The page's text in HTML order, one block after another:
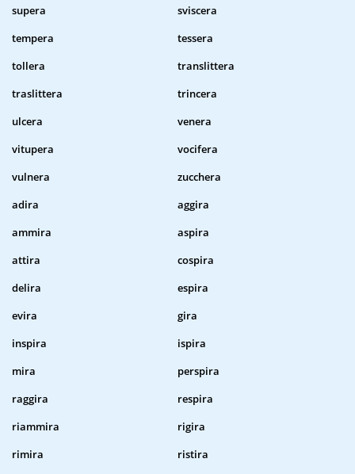
supera
sviscera
tempera
tessera
tollera
translittera
traslittera
trincera
ulcera
venera
vitupera
vocifera
vulnera
zucchera
adira
aggira
ammira
aspira
attira
cospira
delira
espira
evira
gira
inspira
ispira
mira
perspira
raggira
respira
riammira
rigira
rimira
ristira